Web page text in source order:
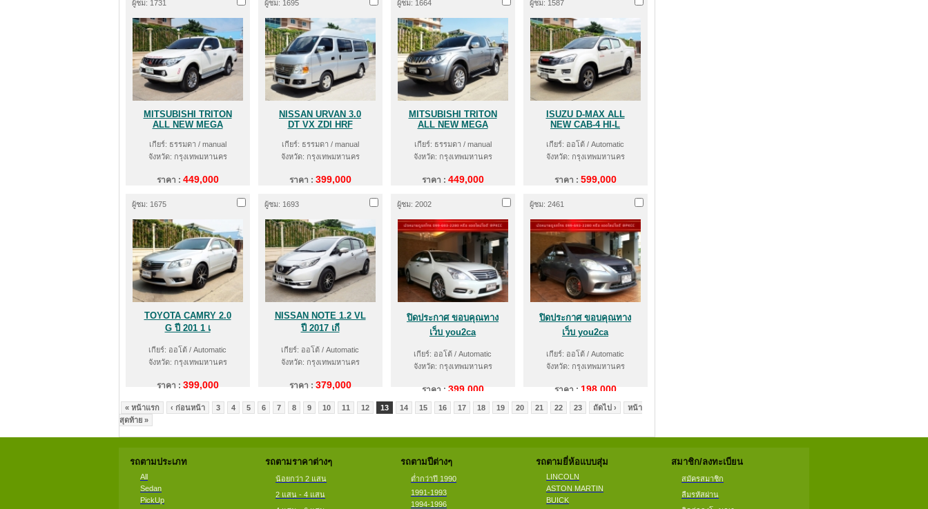
ผู้ชม: 1731
MITSUBISHI TRITON
ALL NEW MEGA
เกียร์: ธรรมดา / manual
จังหวัด: กรุงเทพมหานคร
ราคา : 449,000
ผู้ชม: 1695
NISSAN URVAN 3.0
DT VX ZDI HRF
เกียร์: ธรรมดา / manual
จังหวัด: กรุงเทพมหานคร
ราคา : 399,000
ผู้ชม: 1664
MITSUBISHI TRITON
ALL NEW MEGA
เกียร์: ธรรมดา / manual
จังหวัด: กรุงเทพมหานคร
ราคา : 449,000
ผู้ชม: 1587
ISUZU D-MAX ALL
NEW CAB-4 HI-L
เกียร์: ออโต้ / Automatic
จังหวัด: กรุงเทพมหานคร
ราคา : 599,000
ผู้ชม: 1675
TOYOTA CAMRY 2.0
G ปี 201 1 เ
เกียร์: ออโต้ / Automatic
จังหวัด: กรุงเทพมหานคร
ราคา : 399,000
ผู้ชม: 1693
NISSAN NOTE 1.2 VL
ปี 2017 เกี
เกียร์: ออโต้ / Automatic
จังหวัด: กรุงเทพมหานคร
ราคา : 379,000
ผู้ชม: 2002
ปิดประกาศ ขอบคุณทาง
เว็บ you2ca
เกียร์: ออโต้ / Automatic
จังหวัด: กรุงเทพมหานคร
ราคา : 399,000
ผู้ชม: 2461
ปิดประกาศ ขอบคุณทาง
เว็บ you2ca
เกียร์: ออโต้ / Automatic
จังหวัด: กรุงเทพมหานคร
ราคา : 198,000
« หน้าแรก ‹ ก่อนหน้า 3 4 5 6 7 8 9 10 11 12 13 14 15 16 17 18 19 20 21 22 23 ถัดไป ›
หน้า
สุดท้าย »
รถตามประเภท
All
Sedan
PickUp
รถตามราคาต่างๆ
น้อยกว่า 2 แสน
2 แสน - 4 แสน
รถตามปีต่างๆ
ต่ำกว่าปี 1990
1991-1993
1994-1996
รถตามยี่ห้อแบบสุ่ม
LINCOLN
ASTON MARTIN
BUICK
สมาชิก/ลงทะเบียน
สมัครสมาชิก
ลืมรหัสผ่าน